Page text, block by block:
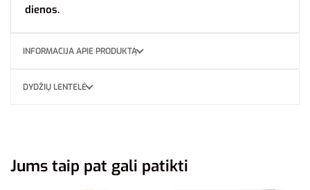
dienos.
INFORMACIJA APIE PRODUKTĄ
DYDŽIŲ LENTELĖ
Jums taip pat gali patikti